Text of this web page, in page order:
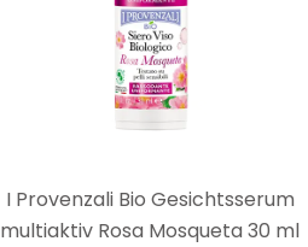
I Provenzali Bio Gesichtsserum
multiaktiv Rosa Mosqueta 30 ml